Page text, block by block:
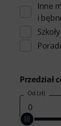
Inne
i
Przedział
Od (zł)